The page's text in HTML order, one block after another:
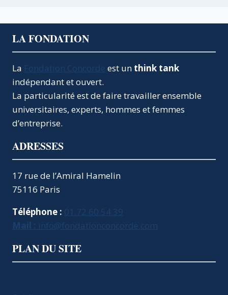
LA FONDATION
La Fondation Concorde est un think tank
indépendant et ouvert.
La particularité est de faire travailler ensemble
universitaires, experts, hommes et femmes
d’entreprise.
ADRESSES
17 rue de l’Amiral Hamelin
75116 Paris
Téléphone : 01.72.60.54.39
Mail : info@fondationconcorde.com
PLAN DU SITE